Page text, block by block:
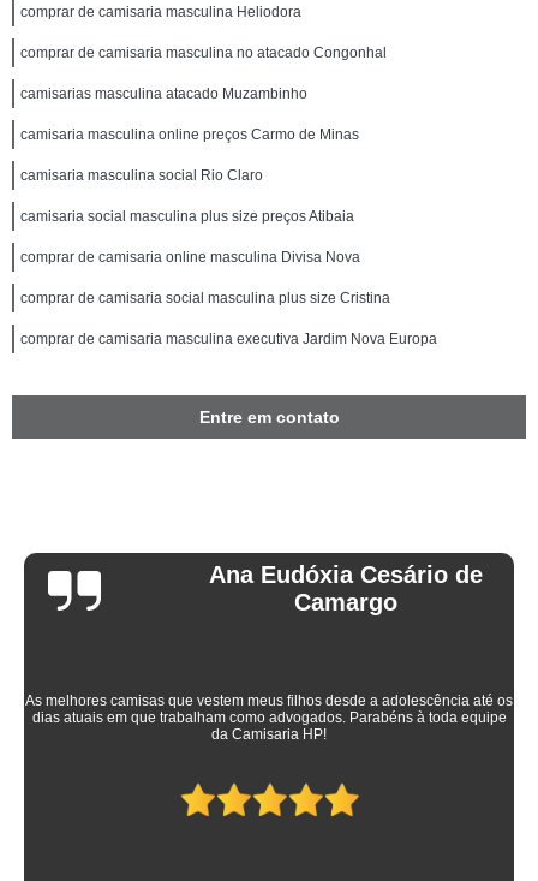
comprar de camisaria masculina Heliodora
comprar de camisaria masculina no atacado Congonhal
camisarias masculina atacado Muzambinho
camisaria masculina online preços Carmo de Minas
camisaria masculina social Rio Claro
camisaria social masculina plus size preços Atibaia
comprar de camisaria online masculina Divisa Nova
comprar de camisaria social masculina plus size Cristina
comprar de camisaria masculina executiva Jardim Nova Europa
Entre em contato
Ana Eudóxia Cesário de
Camargo
As melhores camisas que vestem meus filhos desde a adolescência até os
dias atuais em que trabalham como advogados. Parabéns à toda equipe
da Camisaria HP!